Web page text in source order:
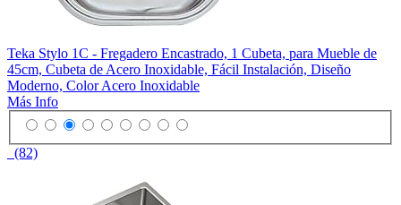
Teka Stylo 1C - Fregadero Encastrado, 1 Cubeta, para Mueble de
45cm, Cubeta de Acero Inoxidable, Fácil Instalación, Diseño
Moderno, Color Acero Inoxidable
Más Info
(82)